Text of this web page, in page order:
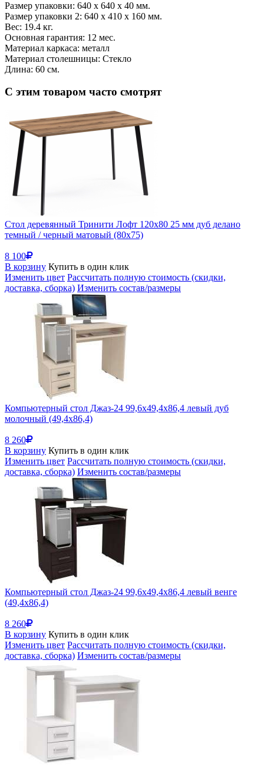
Размер упаковки: 640 x 640 x 40 мм.
Размер упаковки 2: 640 x 410 x 160 мм.
Вес: 19.4 кг.
Основная гарантия: 12 мес.
Материал каркаса: металл
Материал столешницы: Стекло
Длина: 60 см.
С этим товаром часто смотрят
Стол деревянный Тринити Лофт 120х80 25 мм дуб делано
темный / черный матовый (80x75)
8 100
В корзину Купить в один клик
Изменить цвет Рассчитать полную стоимость (скидки,
доставка, сборка) Изменить состав/размеры
Компьютерный стол Джаз-24 99,6х49,4х86,4 левый дуб
молочный (49,4x86,4)
8 260
В корзину Купить в один клик
Изменить цвет Рассчитать полную стоимость (скидки,
доставка, сборка) Изменить состав/размеры
Компьютерный стол Джаз-24 99,6х49,4х86,4 левый венге
(49,4x86,4)
8 260
В корзину Купить в один клик
Изменить цвет Рассчитать полную стоимость (скидки,
доставка, сборка) Изменить состав/размеры